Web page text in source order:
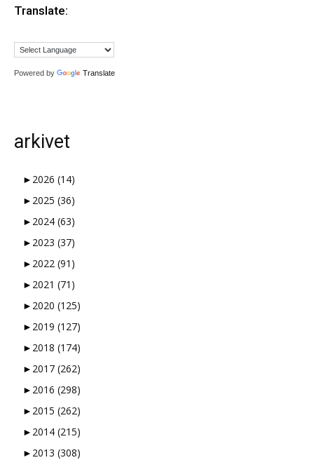
Translate:
Powered by Translate
arkivet
► 2026 (14)
► 2025 (36)
► 2024 (63)
► 2023 (37)
► 2022 (91)
► 2021 (71)
► 2020 (125)
► 2019 (127)
► 2018 (174)
► 2017 (262)
► 2016 (298)
► 2015 (262)
► 2014 (215)
► 2013 (308)